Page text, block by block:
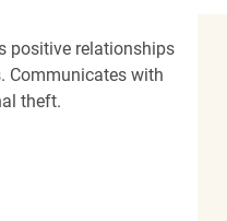
positive relationships
Communicates with
theft.